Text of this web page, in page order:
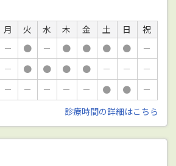
月 火 水 木 金 土 日
祝
－ ● － ● ● ● ●
－
－ ● ● ● ● － －
－
－ － － － － ● ●
－
診療時間の詳細はこちら